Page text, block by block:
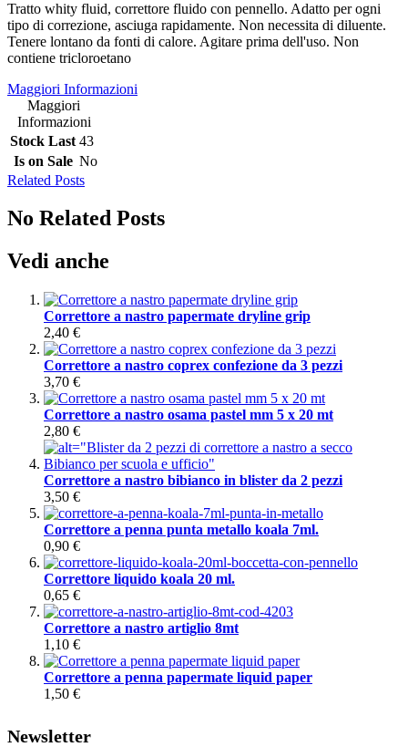
Tratto whity fluid, correttore fluido con pennello. Adatto per ogni
tipo di correzione, asciuga rapidamente. Non necessita di diluente.
Tenere lontano da fonti di calore. Agitare prima dell'uso. Non
contiene tricloroetano
Maggiori Informazioni
Maggiori
Informazioni
Stock Last 43
Is on Sale No
Related Posts
No Related Posts
Vedi anche
Correttore a nastro papermate dryline grip
2,40 €
Correttore a nastro coprex confezione da 3 pezzi
3,70 €
Correttore a nastro osama pastel mm 5 x 20 mt
2,80 €
Correttore a nastro bibianco in blister da 2 pezzi
3,50 €
Correttore a penna punta metallo koala 7ml.
0,90 €
Correttore liquido koala 20 ml.
0,65 €
Correttore a nastro artiglio 8mt
1,10 €
Correttore a penna papermate liquid paper
1,50 €
Newsletter